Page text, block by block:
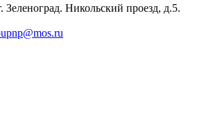
Зеленоград. Никольский проезд, д.5.